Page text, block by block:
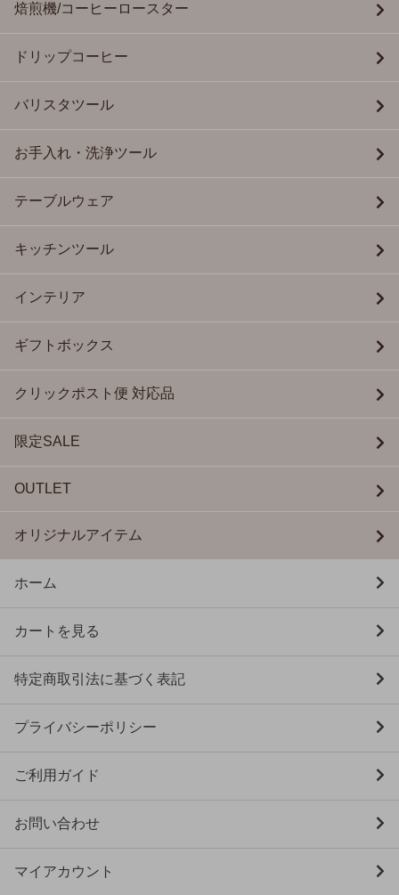
焙煎機/コーヒーロースター
ドリップコーヒー
バリスタツール
お手入れ・洗浄ツール
テーブルウェア
キッチンツール
インテリア
ギフトボックス
クリックポスト便 対応品
限定SALE
OUTLET
オリジナルアイテム
ホーム
カートを見る
特定商取引法に基づく表記
プライバシーポリシー
ご利用ガイド
お問い合わせ
マイアカウント